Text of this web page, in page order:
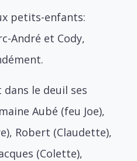
petits-enfants:
André et Cody,
dans le deuil ses
Aubé (feu Joe),
Robert (Claudette),
(Colette),